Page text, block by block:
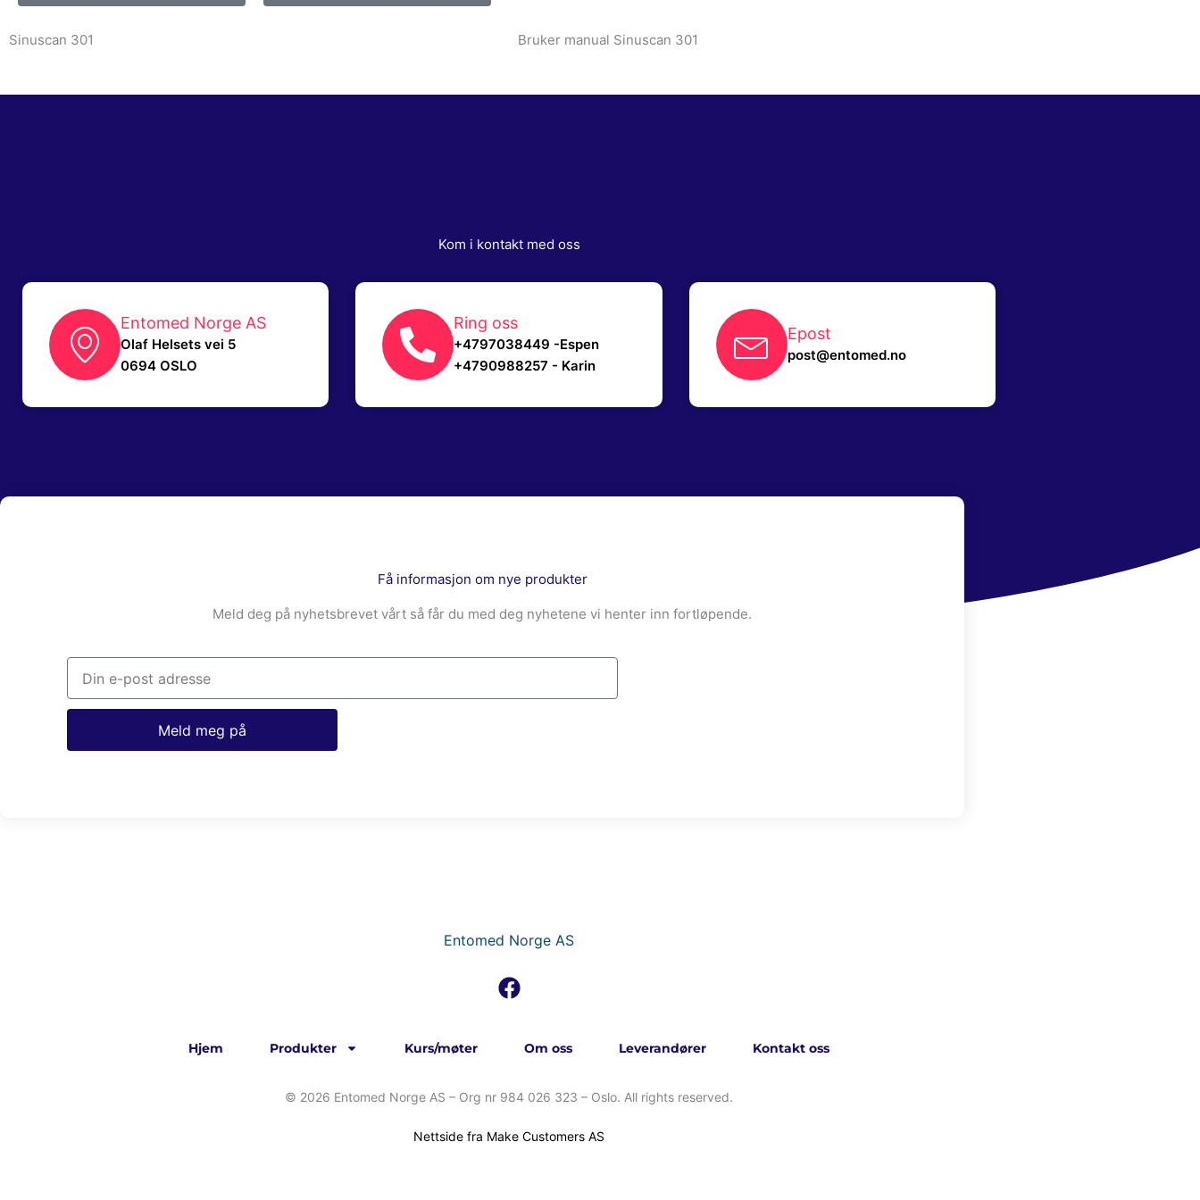
Sinuscan 301 Bruker manual Sinuscan 301
Kom i kontakt med oss
Entomed Norge AS
Olaf Helsets vei 5
0694 OSLO
Ring oss
+4797038449 -Espen
+4790988257 - Karin
Epost
post@entomed.no
Få informasjon om nye produkter
Meld deg på nyhetsbrevet vårt så får du med deg nyhetene vi henter inn fortløpende.
Meld meg på
Entomed Norge AS
F
a
o
o
k
Hjem Produkter Kurs/møter Om oss Leverandører Kontakt oss
© 2026 Entomed Norge AS – Org nr 984 026 323 – Oslo. All rights reserved.
Nettside fra Make Customers AS